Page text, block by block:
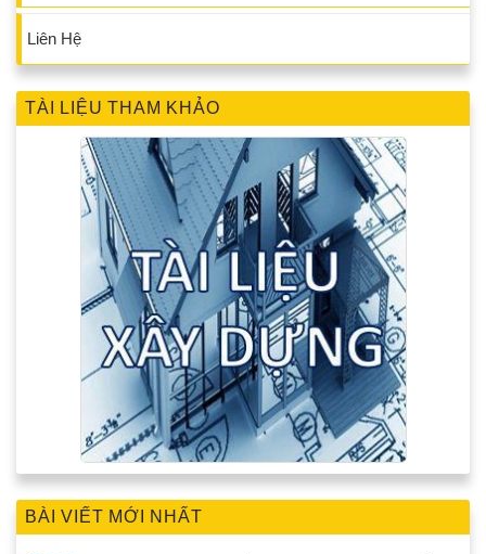
Liên Hệ
TÀI LIỆU THAM KHẢO
BÀI VIẾT MỚI NHẤT